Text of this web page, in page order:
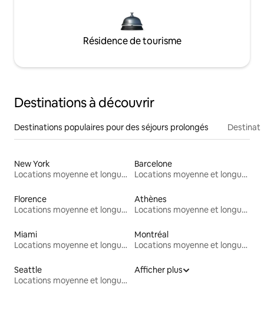
Résidence de tourisme
Destinations à découvrir
Destinations populaires pour des séjours prolongés
New York
Locations moyenne et longue durée
Barcelone
Locations moyenne et longue durée
Florence
Locations moyenne et longue durée
Athènes
Locations moyenne et longue durée
Miami
Locations moyenne et longue durée
Montréal
Locations moyenne et longue durée
Seattle
Locations moyenne et longue durée
Afficher plus